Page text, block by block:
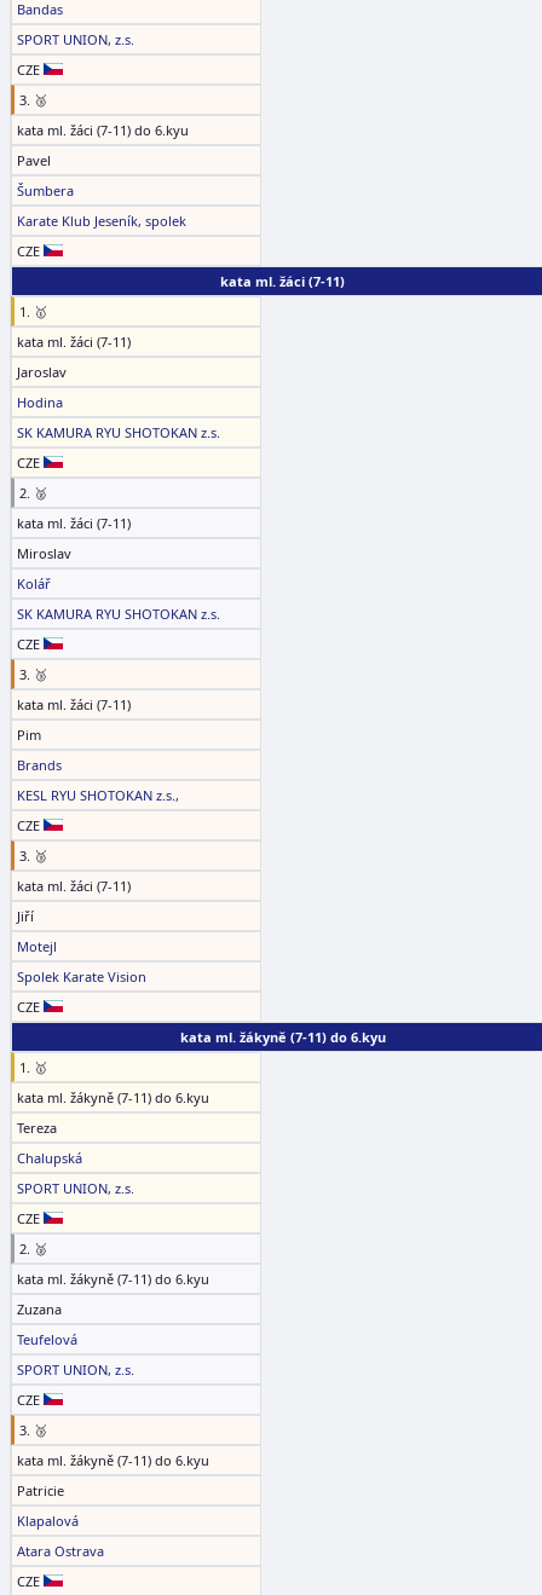
Bandas
SPORT UNION, z.s.
CZE
3. 🥉
kata ml. žáci (7-11) do 6.kyu
Pavel
Šumbera
Karate Klub Jeseník, spolek
CZE
kata ml. žáci (7-11)
1. 🥇
kata ml. žáci (7-11)
Jaroslav
Hodina
SK KAMURA RYU SHOTOKAN z.s.
CZE
2. 🥈
kata ml. žáci (7-11)
Miroslav
Kolář
SK KAMURA RYU SHOTOKAN z.s.
CZE
3. 🥉
kata ml. žáci (7-11)
Pim
Brands
KESL RYU SHOTOKAN z.s.,
CZE
3. 🥉
kata ml. žáci (7-11)
Jiří
Motejl
Spolek Karate Vision
CZE
kata ml. žákyně (7-11) do 6.kyu
1. 🥇
kata ml. žákyně (7-11) do 6.kyu
Tereza
Chalupská
SPORT UNION, z.s.
CZE
2. 🥈
kata ml. žákyně (7-11) do 6.kyu
Zuzana
Teufelová
SPORT UNION, z.s.
CZE
3. 🥉
kata ml. žákyně (7-11) do 6.kyu
Patricie
Klapalová
Atara Ostrava
CZE